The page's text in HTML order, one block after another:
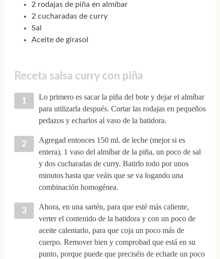
2 rodajas de piña en almíbar
2 cucharadas de curry
Sal
Aceite de girasol
Receta salsa curry con piña
Lo primero es sacar la piña del bote y dejar el almíbar
para utilizarla después. Cortar las rodajas en pequeños
pedazos y echarlos al vaso de la batidora.
Agregad entonces 150 ml. de leche (mejor si es
entera), 1 vaso del almíbar de la piña, un poco de sal
y dos cucharadas de curry. Batirlo todo por unos
minutos hasta que veáis que se va logando una
combinación homogénea.
Ahora, en una sartén, para que esté más caliente,
verter el contenido de la batidora y con un poco de
aceite calentarlo, para que coja un poco más de
cuerpo. Remover bien y comprobad que está en su
punto, porque puede que preciséis de echarle un poco